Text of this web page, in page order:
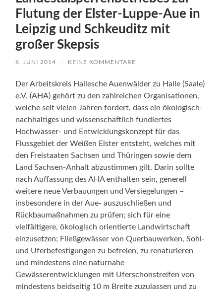
Flutung der Elster-Luppe-Aue in
Leipzig und Schkeuditz mit
großer Skepsis
6. JUNI 2014 / KEINE KOMMENTARE
Der Arbeitskreis Hallesche Auenwälder zu Halle (Saale)
e.V. (AHA) gehört zu den zahlreichen Organisationen,
welche seit vielen Jahren fordert, dass ein ökologisch-
nachhaltiges und wissenschaftlich fundiertes
Hochwasser- und Entwicklungskonzept für das
Flussgebiet der Weißen Elster entsteht, welches mit
den Freistaaten Sachsen und Thüringen sowie dem
Land Sachsen-Anhalt abzustimmen gilt. Darin sollte
nach Auffassung des AHA enthalten sein, generell
weitere neue Verbauungen und Versiegelungen –
insbesondere in der Aue- auszuschließen und
Rückbaumaßnahmen zu prüfen; sich für eine
vielfältigere, ökologisch orientierte Landwirtschaft
einzusetzen; Fließgewässer von Querbauwerken, Sohl-
und Uferbefestigungen zu befreien, zu renaturieren
und mindestens eine naturnahe
Gewässerentwicklungen mit Uferschonstreifen von
mindestens beidseitig 10 m Breite zuzulassen und zu